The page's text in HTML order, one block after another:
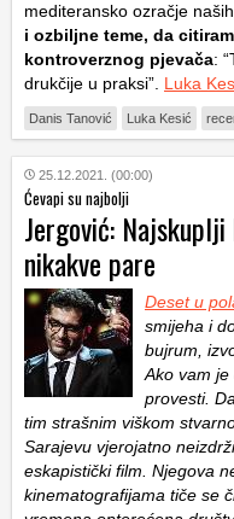
mediteransko ozračje
i ozbiljne teme, da
kontroverznog pjevača:
drukčije u praksi”. Luka
Danis Tanović Luka Kesić
25.12.2021. (00:00)
Ćevapi su najbolji
Jergović:
nikakve pare
Deset u
smijeha i
bujrum,
Ako vam
provesti.
tim strašnim viškom
Sarajevu vjerojatno
eskapistički film. Njegova
kinematografijama tiče se